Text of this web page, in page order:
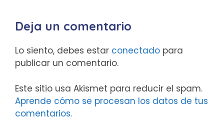
Deja un comentario
Lo siento, debes estar conectado para
publicar un comentario.
Este sitio usa Akismet para reducir el spam.
Aprende cómo se procesan los datos de tus
comentarios.